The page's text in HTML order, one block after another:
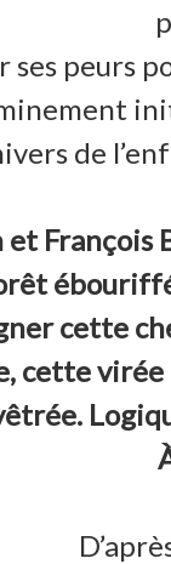
ses peurs
de
François
cette
cette